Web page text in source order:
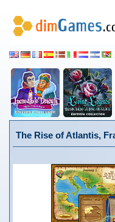
The Rise of Atlantis,